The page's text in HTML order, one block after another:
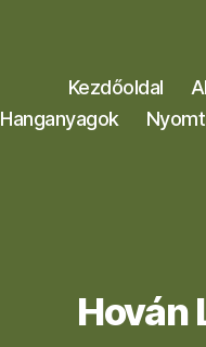
Kezdőoldal
Hanganyagok
Hován